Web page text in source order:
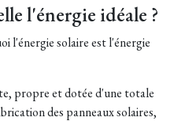
l'énergie idéale ?
l'énergie solaire est l'énergie
propre et dotée d'une totale
des panneaux solaires,